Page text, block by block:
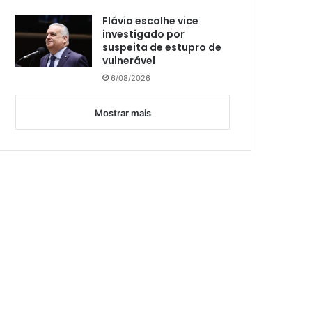
Flávio escolhe vice
investigado por
suspeita de estupro de
vulnerável
6/08/2026
Mostrar mais